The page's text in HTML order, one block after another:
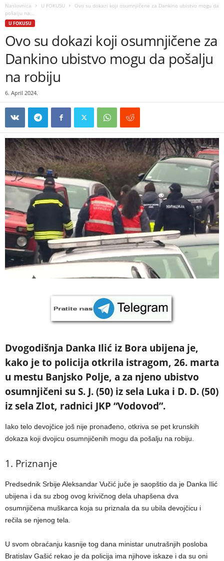
Naslovnica U FOKUSU
Ovo su dokazi koji osumnjičene za Dankino ubistvo mogu da
pošalju na...
U FOKUSU
Ovo su dokazi koji osumnjičene za
Dankino ubistvo mogu da pošalju
na robiju
6. April 2024.
Dvogodišnja Danka Ilić iz Bora ubijena je,
kako je to policija otkrila istragom, 26. marta
u mestu Banjsko Polje, a za njeno ubistvo
osumnjičeni su S. J. (50) iz sela Luka i D. D. (50)
iz sela Zlot, radnici JKP “Vodovod”.
Iako telo devojčice još nije pronađeno, otkriva se pet krunskih
dokaza koji dvojicu osumnjičenih mogu da pošalju na robiju.
1. Priznanje
Predsednik Srbije Aleksandar Vučić juče je saopštio da je Danka Ilić
ubijena i da su zbog ovog krivičnog dela uhapšena dva
osumnjičena muškarca koja su priznala da su ubila devojčicu i
rečila se njenog tela.
U svom obraćanju kasnije tog dana ministar unutrašnjih posloba
Bratislav Gašić rekao je da policija ima njihove iskaze i da su oni